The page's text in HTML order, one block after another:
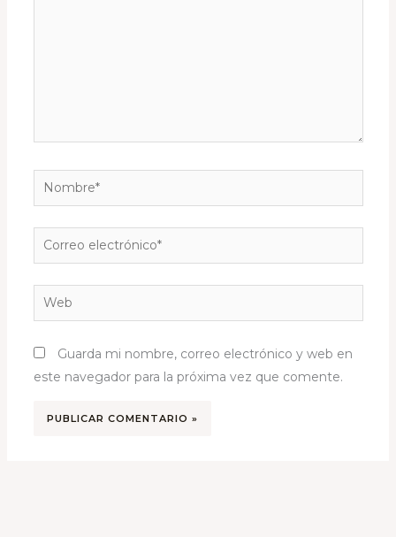
Nombre*
Correo
electrónico*
Web
Guarda mi nombre, correo electrónico y web en
este navegador para la próxima vez que comente.